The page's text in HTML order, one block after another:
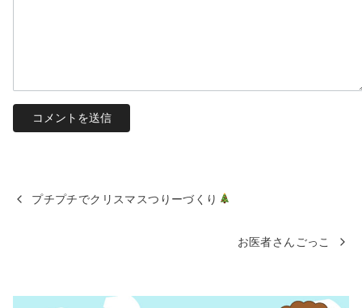
プチプチでクリスマスつりーづくり
お医者さんごっこ